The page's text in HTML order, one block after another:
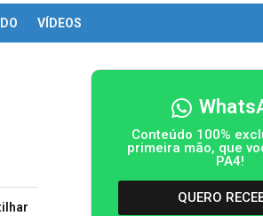
VÍDEOS
Conteúdo 100%
primeira mão, que
PA4!
QUERO